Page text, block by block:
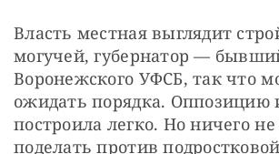
Власть местная выглядит
могучей, губернатор —
Воронежского УФСБ, так что
ожидать порядка. Оппозицию
построила легко. Но ничего
поделать против